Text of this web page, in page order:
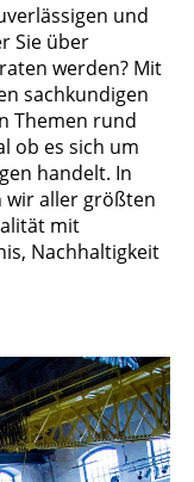
und
Sie über
werden? Mit
sachkundigen
Themen rund
ob es sich um
handelt. In
wir aller größten
mit
Nachhaltigkeit